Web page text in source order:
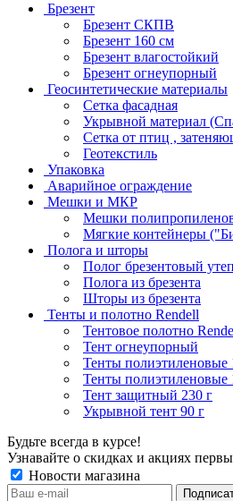
Брезент
Брезент СКПВ
Брезент 160 см
Брезент влагостойкий
Брезент огнеупорный
Геосинтетические материалы
Сетка фасадная
Укрывной материал
Сетка от птиц ,
Геотекстиль
Упаковка
Аварийное ограждение
Мешки и МКР
Мешки
Мягкие контейнеры
Полога и шторы
Полог брезентовый
Полога из брезента
Шторы из брезента
Тенты и полотно Rendell
Тентовое полотно
Тент огнеупорный
Тенты полиэтиленовые
Тенты полиэтиленовые
Тент защитный 230 г
Укрывной тент 90 г
Будьте всегда в курсе!
Узнавайте о скидках и акциях
Новости магазина